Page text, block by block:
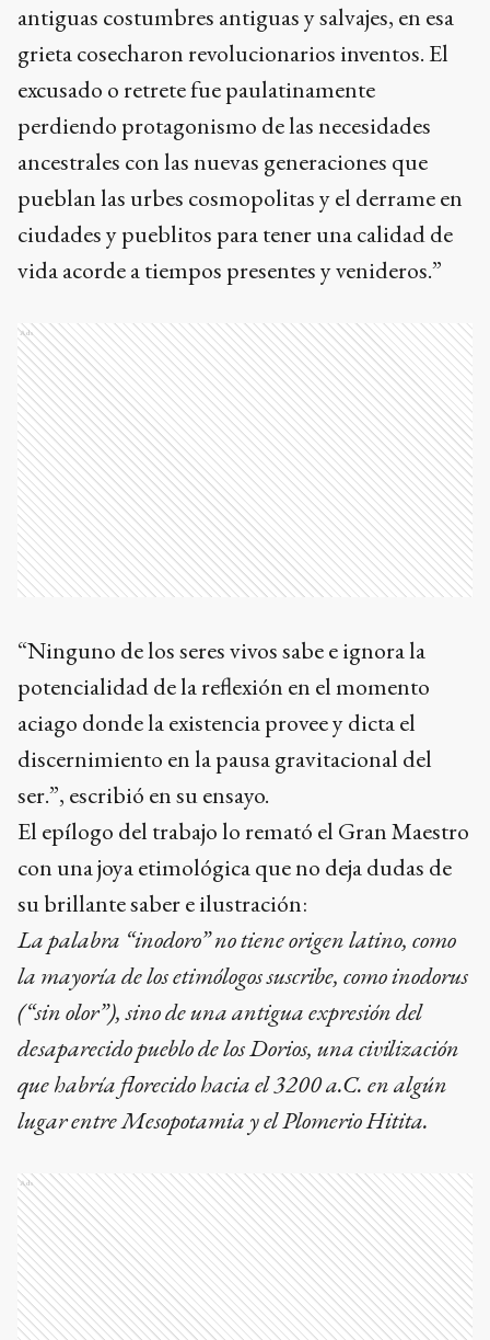
antiguas costumbres antiguas y salvajes, en esa
grieta cosecharon revolucionarios inventos. El
excusado o retrete fue paulatinamente
perdiendo protagonismo de las necesidades
ancestrales con las nuevas generaciones que
pueblan las urbes cosmopolitas y el derrame en
ciudades y pueblitos para tener una calidad de
vida acorde a tiempos presentes y venideros.”
Ads
“Ninguno de los seres vivos sabe e ignora la
potencialidad de la reflexión en el momento
aciago donde la existencia provee y dicta el
discernimiento en la pausa gravitacional del
ser.”, escribió en su ensayo.
El epílogo del trabajo lo remató el Gran Maestro
con una joya etimológica que no deja dudas de
su brillante saber e ilustración:
La palabra “inodoro” no tiene origen latino, como
la mayoría de los etimólogos suscribe, como inodorus
(“sin olor”), sino de una antigua expresión del
desaparecido pueblo de los Dorios, una civilización
que habría florecido hacia el 3200 a.C. en algún
lugar entre Mesopotamia y el Plomerio Hitita.
Ads